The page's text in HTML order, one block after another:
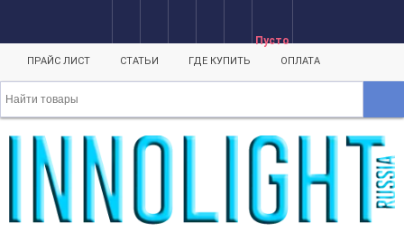
Пусто
ПРАЙС ЛИСТ СТАТЬИ ГДЕ КУПИТЬ ОПЛАТА